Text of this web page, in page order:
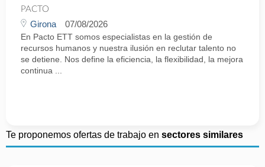
PACTO
Girona 07/08/2026
En Pacto ETT somos especialistas en la gestión de
recursos humanos y nuestra ilusión en reclutar talento no
se detiene. Nos define la eficiencia, la flexibilidad, la mejora
continua ...
Te proponemos ofertas de trabajo en sectores similares